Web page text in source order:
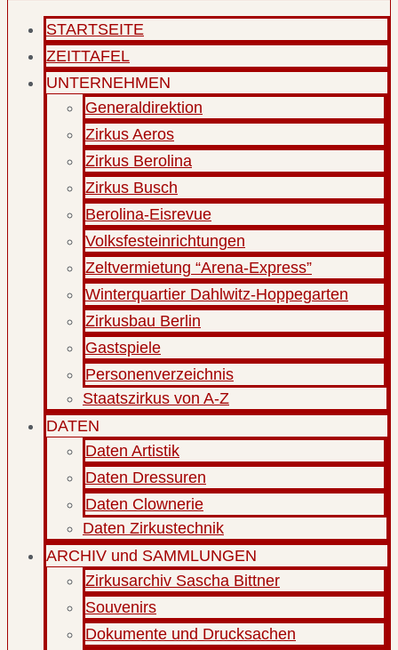
STARTSEITE
ZEITTAFEL
UNTERNEHMEN
Generaldirektion
Zirkus Aeros
Zirkus Berolina
Zirkus Busch
Berolina-Eisrevue
Volksfesteinrichtungen
Zeltvermietung “Arena-Express”
Winterquartier Dahlwitz-Hoppegarten
Zirkusbau Berlin
Gastspiele
Personenverzeichnis
Staatszirkus von A-Z
DATEN
Daten Artistik
Daten Dressuren
Daten Clownerie
Daten Zirkustechnik
ARCHIV und SAMMLUNGEN
Zirkusarchiv Sascha Bittner
Souvenirs
Dokumente und Drucksachen